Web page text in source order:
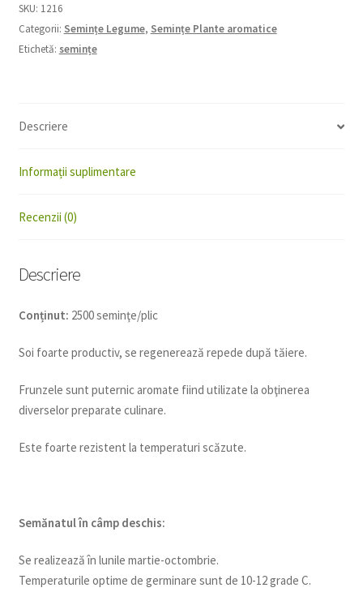
5g
SKU: 1216
Categorii: Semințe Legume, Semințe Plante aromatice
Etichetă: semințe
Descriere
Informații suplimentare
Recenzii (0)
Descriere
Conținut: 2500 seminţe/plic
Soi foarte productiv, se regenerează repede după tăiere.
Frunzele sunt puternic aromate fiind utilizate la obţinerea
diverselor preparate culinare.
Este foarte rezistent la temperaturi scăzute.
Semănatulîn câmp deschis:
Se realizează în lunile martie-octombrie.
Temperaturile optime de germinare sunt de 10-12 grade C.